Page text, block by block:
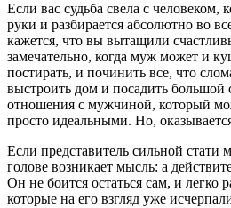
Если вас судьба свела с человеком,
руки и разбирается абсолютно во
кажется, что вы вытащили
замечательно, когда муж может и
постирать, и починить все, что
выстроить дом и посадить большой
отношения с мужчиной, который
просто идеальными. Но,
Если представитель сильной стати
голове возникает мысль: а
Он не боится остаться сам, и легко
которые на его взгляд уже